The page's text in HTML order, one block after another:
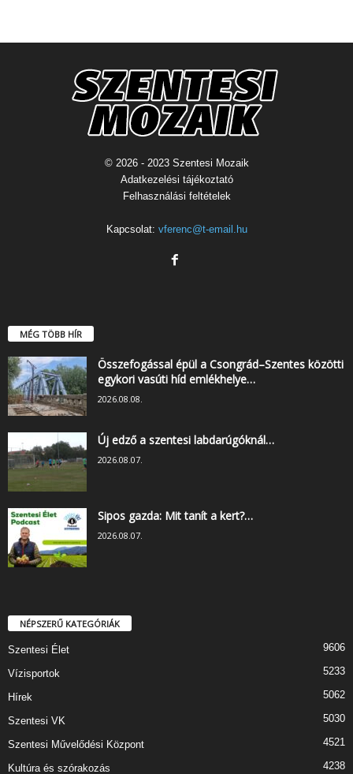
© 2026 - 2023 Szentesi Mozaik
Adatkezelési tájékoztató
Felhasználási feltételek
Kapcsolat: vferenc@t-email.hu
MÉG TÖBB HÍR
Összefogással épül a Csongrád–Szentes közötti
egykori vasúti híd emlékhelye…
2026.08.08.
Új edző a szentesi labdarúgóknál…
2026.08.07.
Sipos gazda: Mit tanít a kert?…
2026.08.07.
NÉPSZERŰ KATEGÓRIÁK
Szentesi Élet 9606
Vízisportok 5233
Hírek 5062
Szentesi VK 5030
Szentesi Művelődési Központ 4521
Kultúra és szórakozás 4238